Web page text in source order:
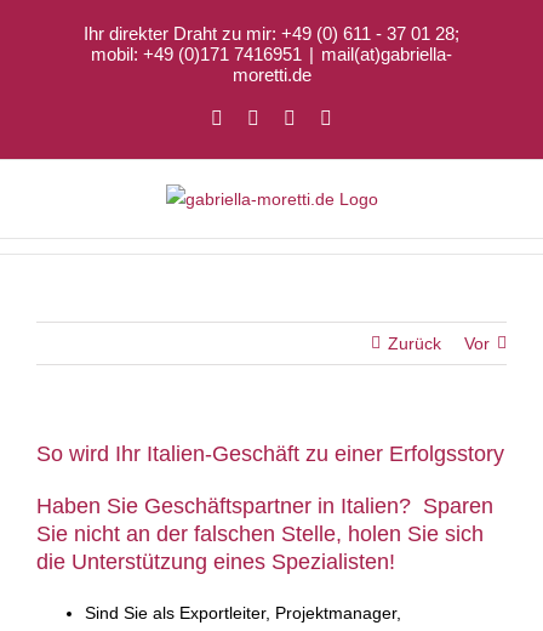
Ihr direkter Draht zu mir: +49 (0) 611 - 37 01 28;
mobil: +49 (0)171 7416951 | mail(at)gabriella-
moretti.de
Facebook LinkedIn
Zurück Vor
So wird Ihr Italien-Geschäft zu einer Erfolgsstory
Haben Sie Geschäftspartner in Italien? Sparen
Sie nicht an der falschen Stelle, holen Sie sich
die Unterstützung eines Spezialisten!
Sind Sie als Exportleiter, Projektmanager,